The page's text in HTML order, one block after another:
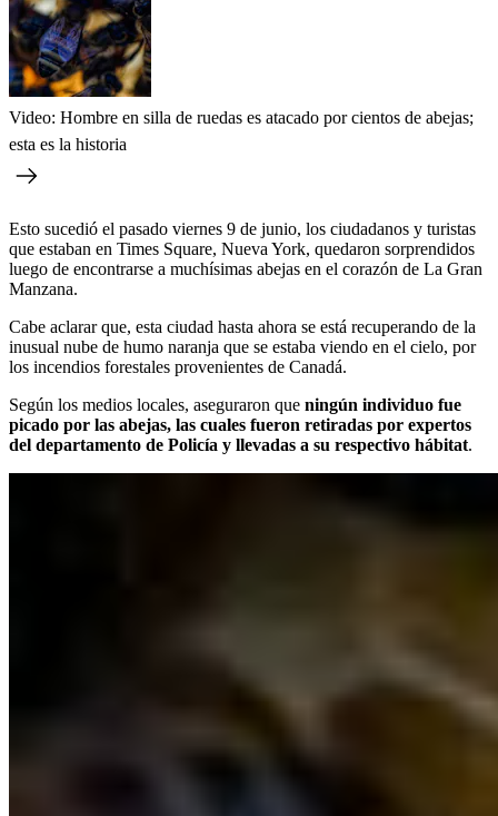
Video: Hombre en silla de ruedas es atacado por cientos de abejas;
esta es la historia
Esto sucedió el pasado viernes 9 de junio, los ciudadanos y turistas
que estaban en Times Square, Nueva York, quedaron sorprendidos
luego de encontrarse a muchísimas abejas en el corazón de La Gran
Manzana.
Cabe aclarar que, esta ciudad hasta ahora se está recuperando de la
inusual nube de humo naranja que se estaba viendo en el cielo, por
los incendios forestales provenientes de Canadá.
Según los medios locales, aseguraron que ningún individuo fue
picado por las abejas, las cuales fueron retiradas por expertos
del departamento de Policía y llevadas a su respectivo hábitat.